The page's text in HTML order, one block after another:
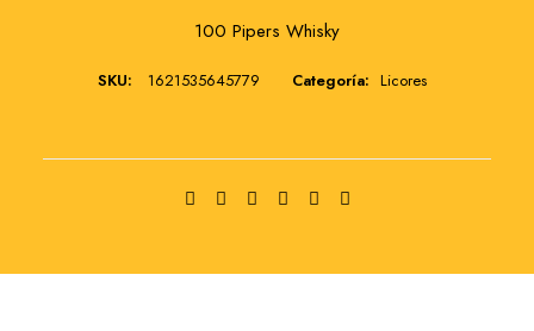
100 Pipers Whisky
SKU: 1621535645779 Categoría: Licores